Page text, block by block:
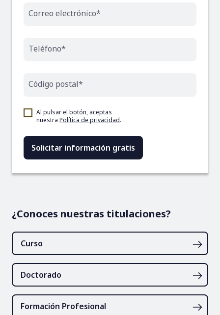
Correo electrónico*
Teléfono*
Código postal*
Al pulsar el botón, aceptas
nuestra Política de privacidad.
¿Conoces nuestras titulaciones?
Curso
Doctorado
Formación Profesional